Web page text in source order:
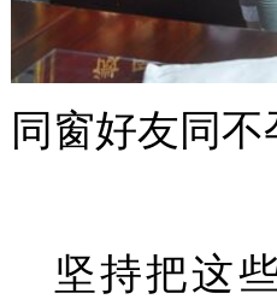
同窗好友同
坚持把这